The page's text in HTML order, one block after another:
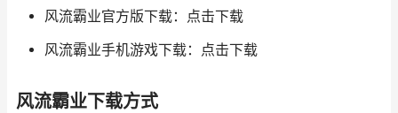
风流霸业官方版下载：点击下载
风流霸业手机游戏下载：点击下载
风流霸业下载方式